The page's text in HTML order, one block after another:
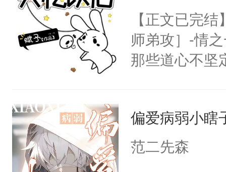
走他乡的白
我侬，恩爱
怕……磨光了
的池家小少爷
了晏斯野的世
兮的工作服，
冷潮湿，臭烘
【正文已完
师弟攻］-情
那些道心不坚
妄。当他看到
白，这一切终
偏爱病弱小瞎
范二先森